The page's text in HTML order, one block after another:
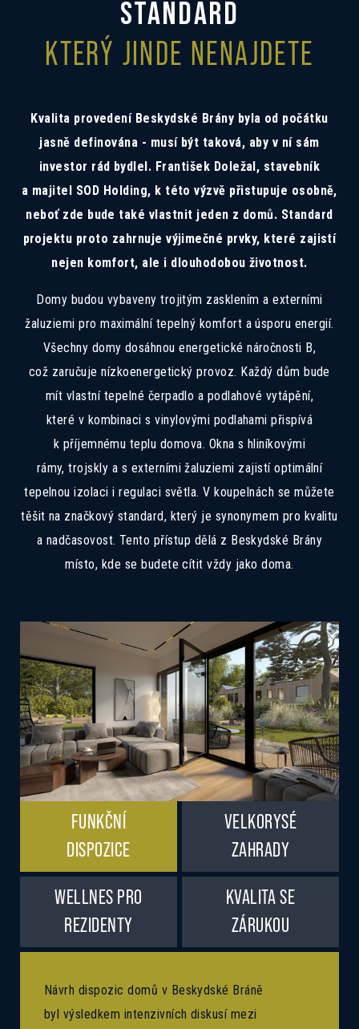
STANDARD
KTERÝ JINDE NENAJDETE
Kvalita provedení Beskydské Brány byla od počátku
jasně definována - musí být taková, aby v ní sám
investor rád bydlel. František Doležal, stavebník
a majitel SOD Holding, k této výzvě přistupuje osobně,
neboť zde bude také vlastnit jeden z domů. Standard
projektu proto zahrnuje výjimečné prvky, které zajistí
nejen komfort, ale i dlouhodobou životnost.
Domy budou vybaveny trojitým zasklením a externími
žaluziemi pro maximální tepelný komfort a úsporu energií.
Všechny domy dosáhnou energetické náročnosti B,
což zaručuje nízkoenergetický provoz. Každý dům bude
mít vlastní tepelné čerpadlo a podlahové vytápění,
které v kombinaci s vinylovými podlahami přispívá
k příjemnému teplu domova. Okna s hliníkovými
rámy, trojskly a s externími žaluziemi zajistí optimální
tepelnou izolaci i regulaci světla. V koupelnách se můžete
těšit na značkový standard, který je synonymem pro kvalitu
a nadčasovost. Tento přístup dělá z Beskydské Brány
místo, kde se budete cítit vždy jako doma.
FUNKČNÍ
DISPOZICE
VELKORYSÉ
ZAHRADY
WELLNES PRO
REZIDENTY
KVALITA SE
ZÁRUKOU
Návrh dispozic domů v Beskydské Bráně
byl výsledkem intenzivních diskusí mezi
Souhlas se zpracováním osobních
údajů
Preferovaný jazyk
Česky
Slovensky
Souhlasím se zasíláním informací
Informace o zpracováníosobních údajů .